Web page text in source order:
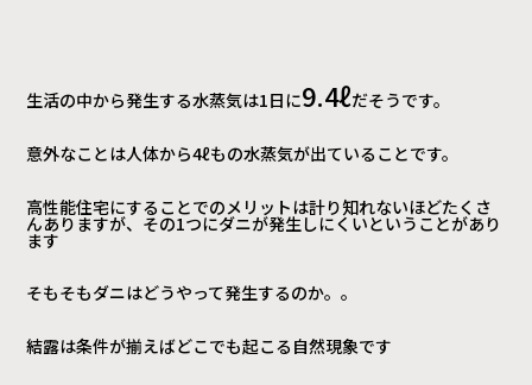
生活の中から発生する水蒸気は1日に9.4ℓだそうです。
意外なことは人体から4ℓもの水蒸気が出ていることです。
高性能住宅にすることでのメリットは計り知れないほどたくさ
んありますが、その1つにダニが発生しにくいということがあり
ます
そもそもダニはどうやって発生するのか。。
結露は条件が揃えばどこでも起こる自然現象です